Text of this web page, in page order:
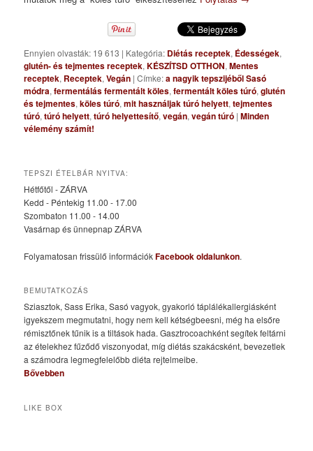
Ennyien olvasták: 19 613 | Kategória: Diétás receptek, Édességek,
glutén- és tejmentes receptek,KÉSZÍTSD OTTHON,Mentes
receptek, Receptek,Vegán |Címke:a nagyik tepszijéből Sasó
módra,fermentálás fermentált köles,fermentált köles túró,glutén
és tejmentes,köles túró,mit használjak túró helyett,tejmentes
túró,túró helyett,túró helyettesítő,vegán,vegán túró |Minden
vélemény számít!
TEPSZI ÉTELBÁR NYITVA:
Hétfőtől - ZÁRVA
Kedd - Péntekig 11.00 - 17.00
Szombaton 11.00 - 14.00
Vasárnap és ünnepnap ZÁRVA
Folyamatosan frissülő információkFacebook oldalunkon.
BEMUTATKOZÁS
Sziasztok, Sass Erika, Sasó vagyok, gyakorló táplálékallergiásként
igyekszem megmutatni, hogy nem kell kétségbeesni, még ha elsőre
rémisztőnek tűnik is a tiltások hada. Gasztrocoachként segítek feltárni
az ételekhez fűződő viszonyodat, míg diétás szakácsként, bevezetlek
a számodra legmegfelelőbb diéta rejtelmeibe.
Bővebben
LIKE BOX